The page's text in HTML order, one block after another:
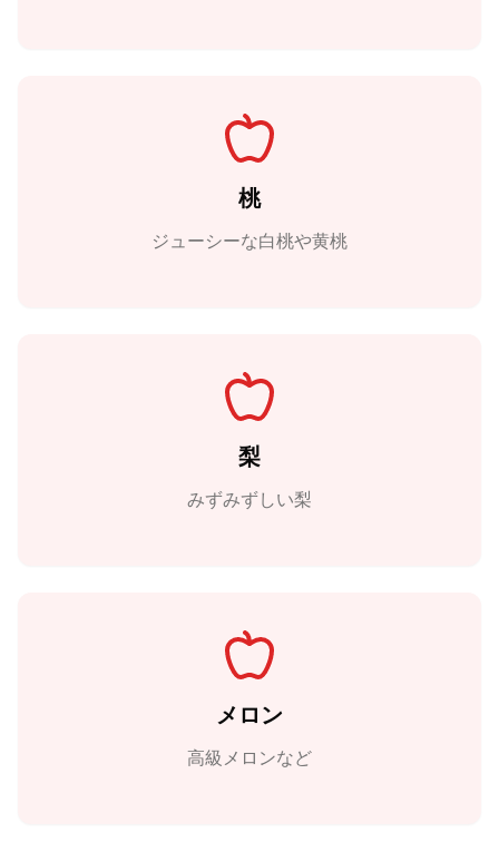
桃
ジューシーな白桃や黄桃
梨
みずみずしい梨
メロン
高級メロンなど